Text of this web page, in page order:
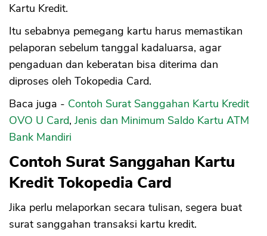
Kartu Kredit.
Itu sebabnya pemegang kartu harus memastikan
pelaporan sebelum tanggal kadaluarsa, agar
pengaduan dan keberatan bisa diterima dan
diproses oleh Tokopedia Card.
Baca juga - Contoh Surat Sanggahan Kartu Kredit
OVO U Card, Jenis dan Minimum Saldo Kartu ATM
Bank Mandiri
Contoh Surat Sanggahan Kartu
Kredit Tokopedia Card
Jika perlu melaporkan secara tulisan, segera buat
surat sanggahan transaksi kartu kredit.